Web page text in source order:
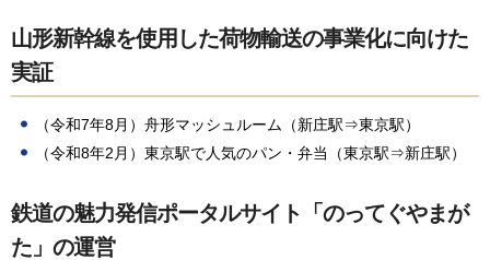
山形新幹線を使用した荷物輸送の事業化に向けた
実証
（令和7年8月）舟形マッシュルーム（新庄駅⇒東京駅）
（令和8年2月）東京駅で人気のパン・弁当（東京駅⇒新庄駅）
鉄道の魅力発信ポータルサイト「のってぐやまが
た」の運営